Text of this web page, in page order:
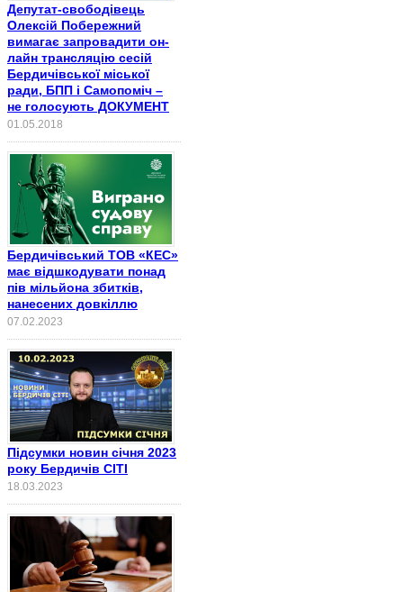
Депутат-свободівець
Олексій Побережний
вимагає запровадити он-
лайн трансляцію сесій
Бердичівської міської
ради, БПП і Самопоміч –
не голосують ДОКУМЕНТ
01.05.2018
Бердичівський ТОВ «КЕС»
має відшкодувати понад
пів мільйона збитків,
нанесених довкіллю
07.02.2023
Підсумки новин січня 2023
року Бердичів СІТІ
18.03.2023